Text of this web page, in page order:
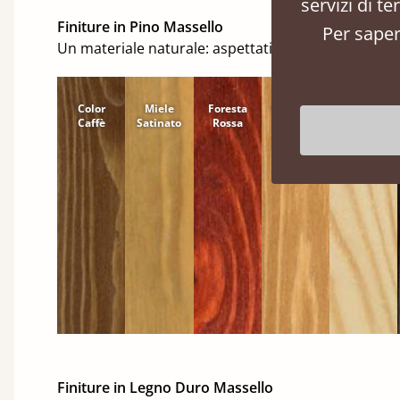
Finiture in Pino Massello
Un materiale naturale: aspettati nodi e venature
Color
Caffè
Miele
Satinato
Foresta
Rossa
Cannella Naturale
Finiture in Legno Duro Massello
servizi di
Per